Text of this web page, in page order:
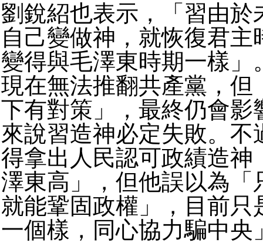
劉銳紹也表示，「習由於
自己變做神，就恢復君主
變得與毛澤東時期一樣」
現在無法推翻共產黨，但
下有對策」，最終仍會影
來說習造神必定失敗。不
得拿出人民認可政績造神
澤東高」，但他誤以為「
就能鞏固政權」，目前只
一個樣，同心協力騙中央